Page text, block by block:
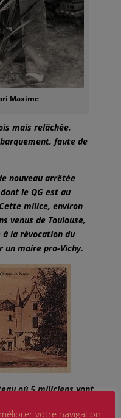
Maxime
mais relâchée,
faute de
nouveau arrêtée
le QG est au
milice, environ
venus de Toulouse,
la révocation du
maire pro-Vichy.
où 5 miliciens vont
votre navigation.